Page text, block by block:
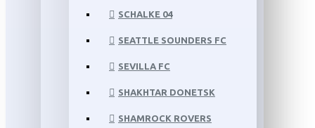
SCHALKE 04
SEATTLE SOUNDERS FC
SEVILLA FC
SHAKHTAR DONETSK
SHAMROCK ROVERS